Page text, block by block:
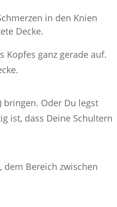
in den Knien
Decke.
Kopfes ganz gerade auf.
bringen. Oder Du legst
ist, dass Deine Schultern
dem Bereich zwischen